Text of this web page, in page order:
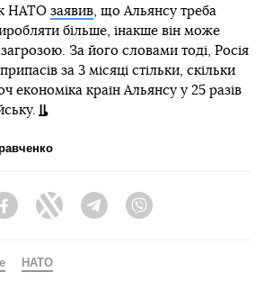
НАТО заявив, що Альянсу треба
більше, інакше він може
За його словами тоді, Росія
за 3 місяці стільки, скільки
економіка країн Альянсу у 25 разів
FacebookTwitter Telegram
НАТО